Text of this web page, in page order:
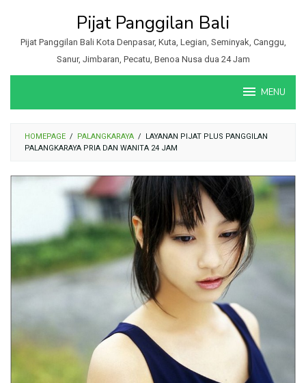
konten
Pijat Panggilan Bali
Pijat Panggilan Bali Kota Denpasar, Kuta, Legian, Seminyak, Canggu,
Sanur, Jimbaran, Pecatu, Benoa Nusa dua 24 Jam
MENU
HOMEPAGE / PALANGKARAYA /
LAYANAN PIJAT PLUS PANGGILAN
PALANGKARAYA PRIA DAN WANITA 24 JAM